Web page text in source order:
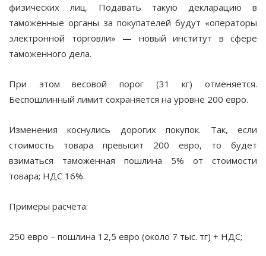
физических лиц. Подавать такую декларацию в
таможенные органы за покупателей будут «операторы
электронной торговли» — новый институт в сфере
таможенного дела.
При этом весовой порог (31 кг) отменяется.
Беспошлинный лимит сохраняется на уровне 200 евро.
Изменения коснулись дорогих покупок. Так, если
стоимость товара превысит 200 евро, то будет
взиматься таможенная пошлина 5% от стоимости
товара; НДС 16%.
Примеры расчета:
250 евро – пошлина 12,5 евро (около 7 тыс. тг) + НДС;